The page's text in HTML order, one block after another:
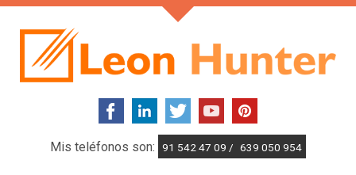
Mis teléfonos son: 91 542 47 09 / 639 050 954